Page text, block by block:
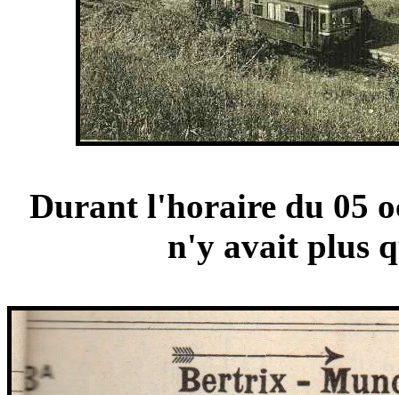
Durant l'horaire du 05
n'y avait plus